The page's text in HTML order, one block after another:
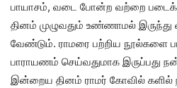
பாயாசம், வடை போன்ற வற்றை
தினம் முழுவதும் உண்ணாமல் இருந்து
வேண்டும். ராமரை பற்றிய நூல்களை
பாராயணம் செய்வதுமாக இருப்பது
இன்றைய தினம் ராமர் கோவில் களில்